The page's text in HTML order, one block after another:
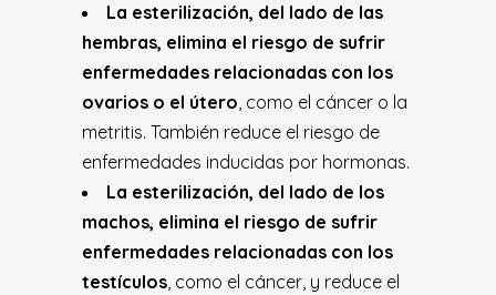
La esterilización, del lado de las
hembras, elimina el riesgo de sufrir
enfermedades relacionadas con los
ovarios o el útero, como el cáncer o la
metritis. También reduce el riesgo de
enfermedades inducidas por hormonas.
La esterilización, del lado de los
machos, elimina el riesgo de sufrir
enfermedades relacionadas con los
testículos, como el cáncer, y reduce el